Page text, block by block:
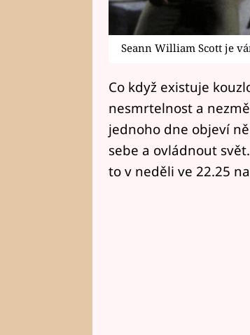
Seann William Scott je
Co když existuje
nesmrtelnost a
jednoho dne objeví
sebe a ovládnout
to v neděli ve 22.25